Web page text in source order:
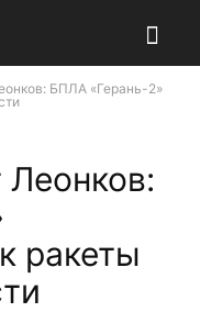
БПЛА «Герань-2»
Леонков:
ракеты